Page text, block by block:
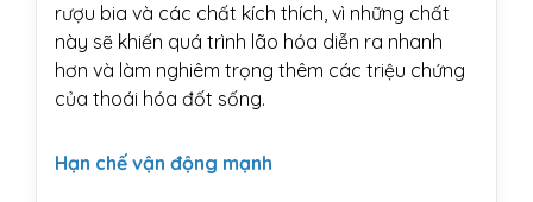
rượu bia và các chất kích thích, vì những chất
này sẽ khiến quá trình lão hóa diễn ra nhanh
hơn và làm nghiêm trọng thêm các triệu chứng
của thoái hóa đốt sống.
Hạn chế vận động mạnh